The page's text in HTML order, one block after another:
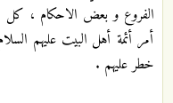
الفروع و بعض الاحكام ، كل
أمر أئمة أهل البيت عليهم
خطر عليهم .